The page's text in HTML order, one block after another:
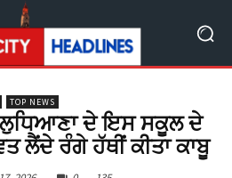
TOP NEWS
ਲੁਧਿਆਣਾ ਦੇ ਇਸ ਸਕੂਲ ਦੇ
ਲੈਂਦੇ ਰੰਗੇ ਹੱਥੀਂ ਕੀਤਾ ਕਾਬੂ